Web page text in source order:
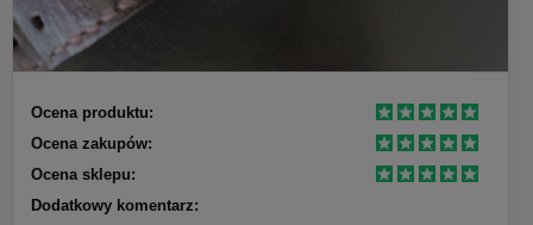
Ocena produktu:
Ocena zakupów:
Ocena sklepu:
Dodatkowy komentarz: